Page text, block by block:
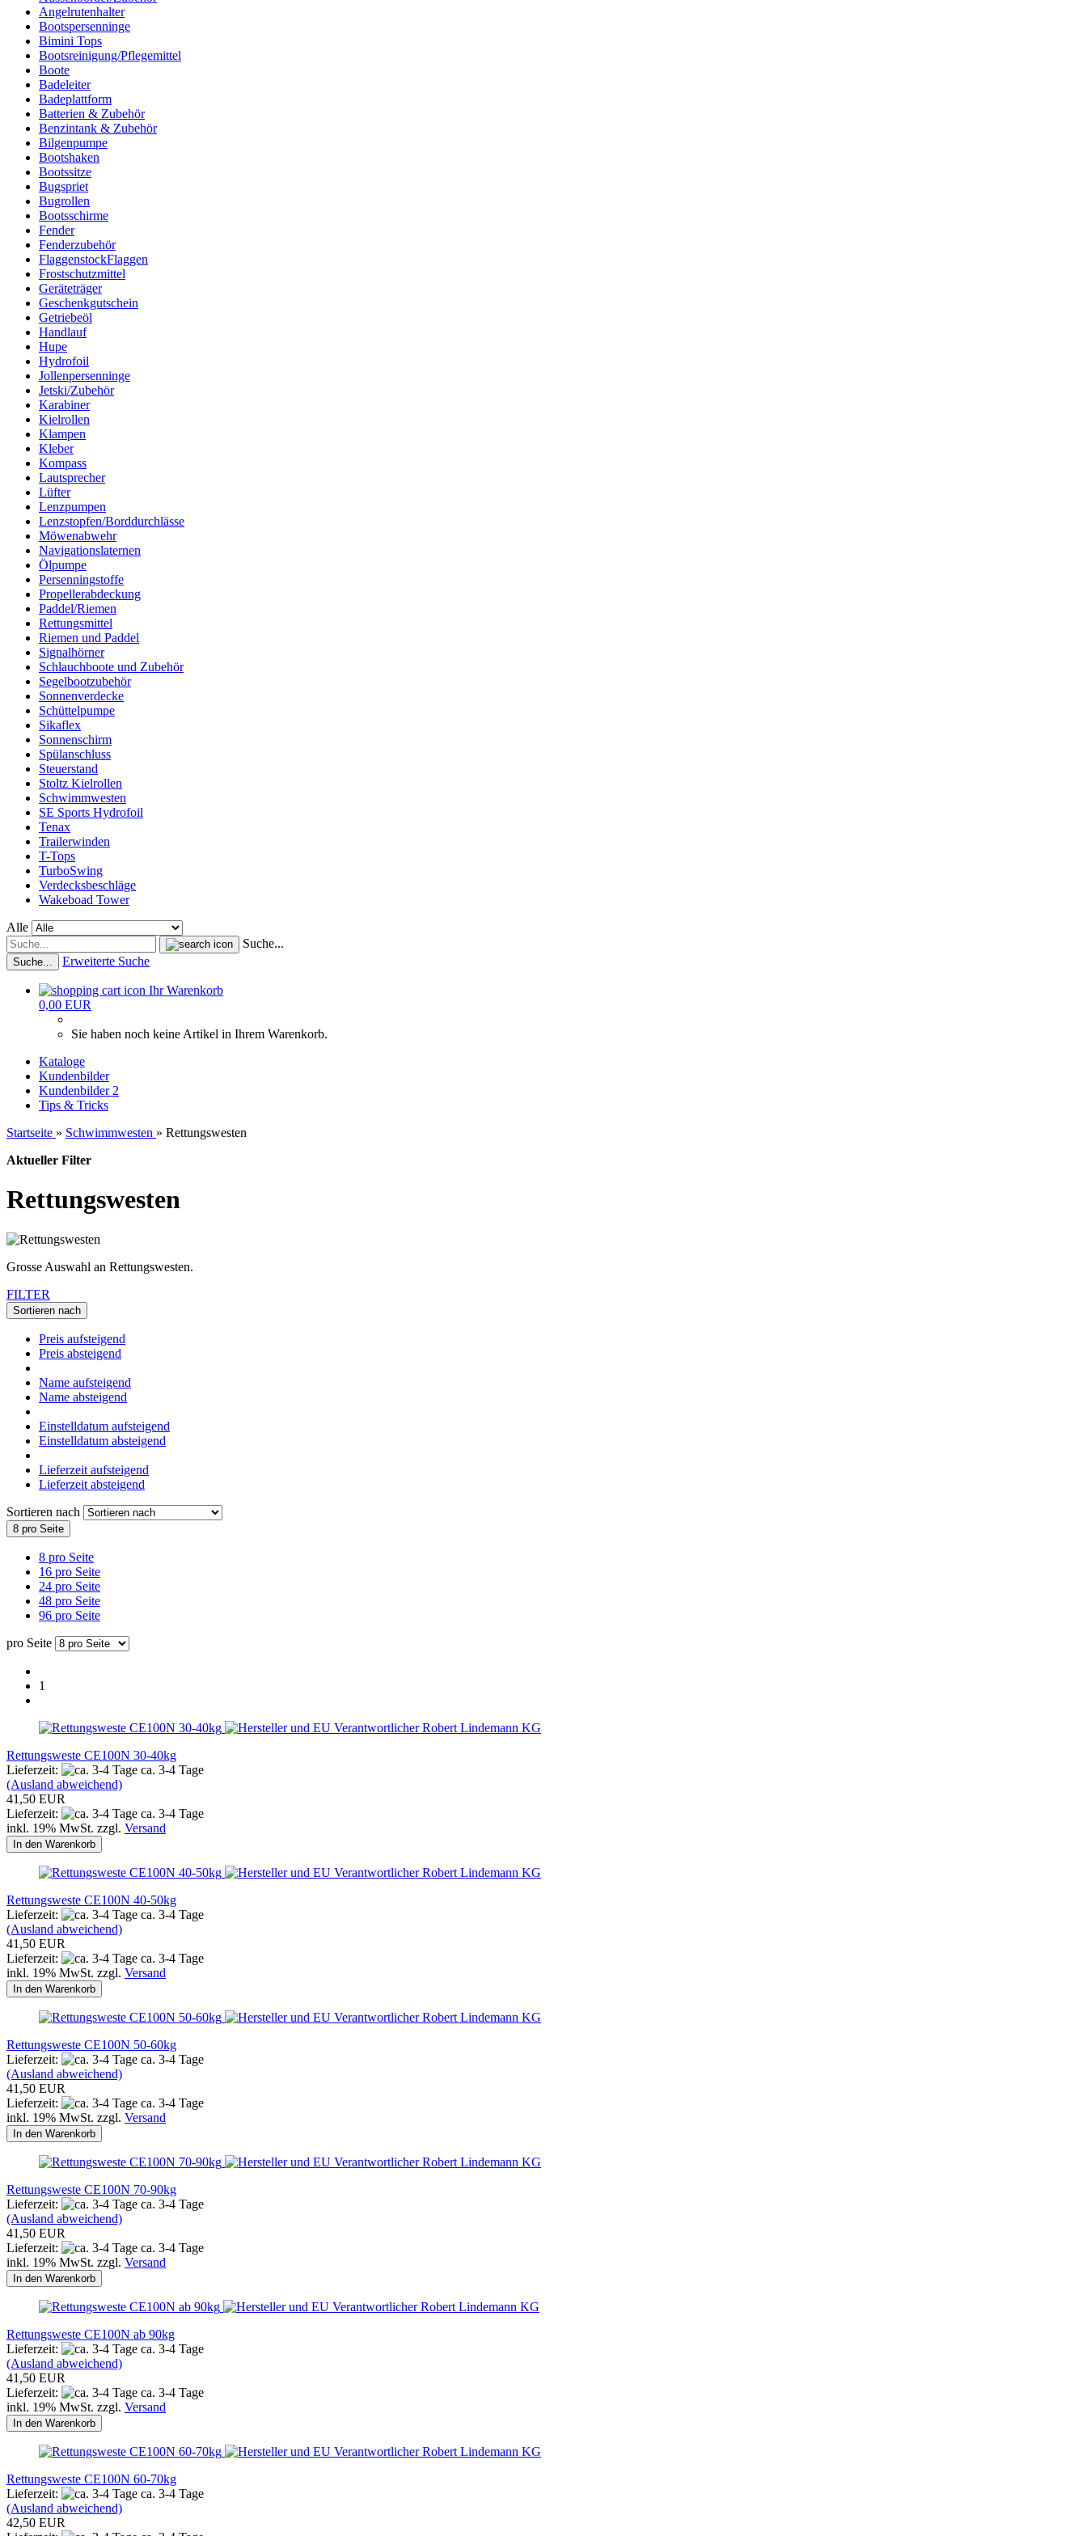
Angelrutenhalter
Bootspersenninge
Bimini Tops
Bootsreinigung/Pflegemittel
Boote
Badeleiter
Badeplattform
Batterien & Zubehör
Benzintank & Zubehör
Bilgenpumpe
Bootshaken
Bootssitze
Bugspriet
Bugrollen
Bootsschirme
Fender
Fenderzubehör
FlaggenstockFlaggen
Frostschutzmittel
Geräteträger
Geschenkgutschein
Getriebeöl
Handlauf
Hupe
Hydrofoil
Jollenpersenninge
Jetski/Zubehör
Karabiner
Kielrollen
Klampen
Kleber
Kompass
Lautsprecher
Lüfter
Lenzpumpen
Lenzstopfen/Borddurchlässe
Möwenabwehr
Navigationslaternen
Ölpumpe
Persenningstoffe
Propellerabdeckung
Paddel/Riemen
Rettungsmittel
Riemen und Paddel
Signalhörner
Schlauchboote und Zubehör
Segelbootzubehör
Sonnenverdecke
Schüttelpumpe
Sikaflex
Sonnenschirm
Spülanschluss
Steuerstand
Stoltz Kielrollen
Schwimmwesten
SE Sports Hydrofoil
Tenax
Trailerwinden
T-Tops
TurboSwing
Verdecksbeschläge
Wakeboad Tower
Alle
Suche...
Suche... Erweiterte Suche
Ihr Warenkorb
0,00 EUR
Sie haben noch keine Artikel in Ihrem Warenkorb.
Kataloge
Kundenbilder
Kundenbilder 2
Tips & Tricks
Startseite » Schwimmwesten » Rettungswesten
Aktueller Filter
Rettungswesten
Grosse Auswahl an Rettungswesten.
FILTER
Sortieren nach
Preis aufsteigend
Preis absteigend
Name aufsteigend
Name absteigend
Einstelldatum aufsteigend
Einstelldatum absteigend
Lieferzeit aufsteigend
Lieferzeit absteigend
Sortieren nach
8 pro Seite
8 pro Seite
16 pro Seite
24 pro Seite
48 pro Seite
96 pro Seite
pro Seite
1
Rettungsweste CE100N 30-40kg
Lieferzeit:
ca. 3-4 Tage
(Ausland abweichend)
41,50 EUR
Lieferzeit:
ca. 3-4 Tage
inkl. 19% MwSt. zzgl. Versand
In den Warenkorb
Rettungsweste CE100N 40-50kg
Lieferzeit:
ca. 3-4 Tage
(Ausland abweichend)
41,50 EUR
Lieferzeit:
ca. 3-4 Tage
inkl. 19% MwSt. zzgl. Versand
In den Warenkorb
Rettungsweste CE100N 50-60kg
Lieferzeit:
ca. 3-4 Tage
(Ausland abweichend)
41,50 EUR
Lieferzeit:
ca. 3-4 Tage
inkl. 19% MwSt. zzgl. Versand
In den Warenkorb
Rettungsweste CE100N 70-90kg
Lieferzeit:
ca. 3-4 Tage
(Ausland abweichend)
41,50 EUR
Lieferzeit:
ca. 3-4 Tage
inkl. 19% MwSt. zzgl. Versand
In den Warenkorb
Rettungsweste CE100N ab 90kg
Lieferzeit:
ca. 3-4 Tage
(Ausland abweichend)
41,50 EUR
Lieferzeit:
ca. 3-4 Tage
inkl. 19% MwSt. zzgl. Versand
In den Warenkorb
Rettungsweste CE100N 60-70kg
Lieferzeit:
ca. 3-4 Tage
(Ausland abweichend)
42,50 EUR